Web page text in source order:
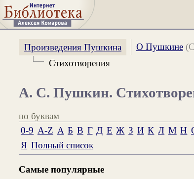
Произведения Пушкина О Пушкине
Стихотворения
А. С. Пушкин.
по буквам
0-9 A-Z А Б В Г Д Е Ж З И К Л М Н
Я Полный список
Самые популярные